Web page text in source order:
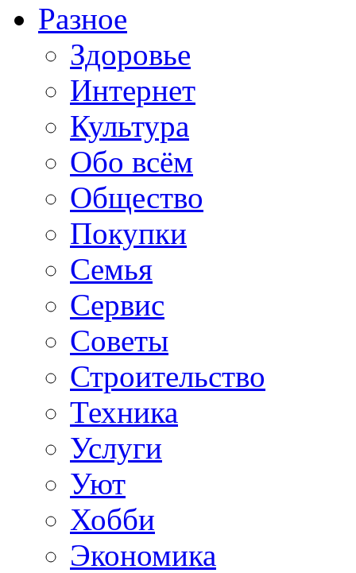
Разное
Здоровье
Интернет
Культура
Обо всём
Общество
Покупки
Семья
Сервис
Советы
Строительство
Техника
Услуги
Уют
Хобби
Экономика